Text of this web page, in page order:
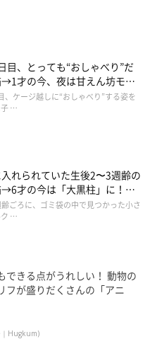
は5才（取材時）になりまし
いるそうです。
強いごましおくん。入れたての水
と呼んでいるのだとか。
目、とっても“おしゃべり”だ
→1才の今、夜は甘えん坊モー
に成長！
、ケージ越しに“おしゃべり”する姿を
子 …
れられていた生後2〜3週齢の
→6才の今は「大黒柱」に！
に成長した姿にグッとくる
ごろに、ゴミ袋の中で見つかった小さ
ク …
できる点がうれしい！ 動物の
フが盛りだくさんの「アニ
｜Hugkum)